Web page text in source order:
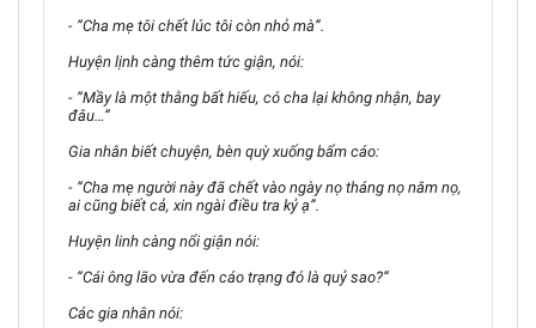
- “Cha mẹ tôi chết lúc tôi còn nhỏ mà”.
Huyện lịnh càng thêm tức giận, nói:
- “Mầy là một thằng bất hiếu, có cha lại không nhận, bay
đâu…”
Gia nhân biết chuyện, bèn quỳ xuống bẩm cáo:
- “Cha mẹ người này đã chết vào ngày nọ tháng nọ năm nọ,
ai cũng biết cả, xin ngài điều tra kỷ ạ”.
Huyện linh càng nổi giận nói:
- “Cái ông lão vừa đến cáo trạng đó là quỷ sao?”
Các gia nhân nói: